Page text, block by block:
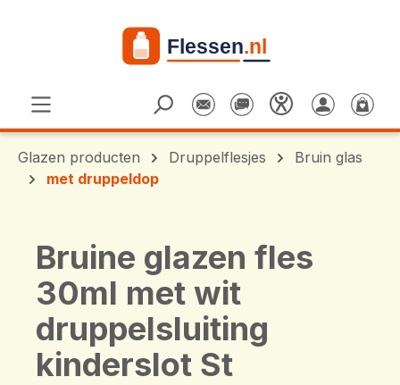
Glazen producten Druppelflesjes
Bruin glas
met druppeldop
Bruine glazen fles
30ml met wit
druppelsluiting
kinderslot St